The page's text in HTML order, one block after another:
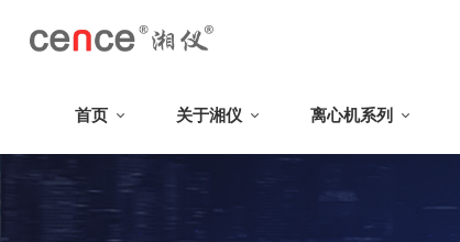
首页 关于湘仪 离心机系列